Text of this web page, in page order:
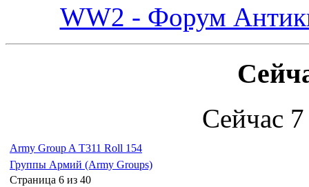
WW2 - Форум
Сейчас
Army Group A T311 Roll 154
Группы Армий (Army Groups)
Страница 6 из 40